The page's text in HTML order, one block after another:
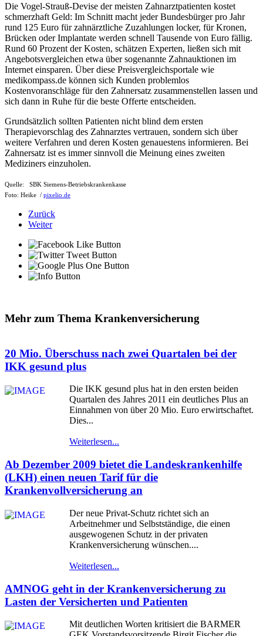
Die Vogel-Strauß-Devise der meisten Zahnarztpatienten kostet
schmerzhaft Geld: Im Schnitt macht jeder Bundesbürger pro Jahr
rund 125 Euro für zahnärztliche Zuzahlungen locker, für Kronen,
Brücken oder Implantate werden schnell Tausende von Euro fällig.
Rund 60 Prozent der Kosten, schätzen Experten, ließen sich mit
Angebotsvergleichen etwa über sogenannte Zahnauktionen im
Internet einsparen. Über diese Preisvergleichsportale wie
medikompass.de können sich Kunden problemlos
Kostenvoranschläge für den Zahnersatz zusammenstellen lassen und
sich dann in Ruhe für die beste Offerte entscheiden.
Grundsätzlich sollten Patienten nicht blind dem ersten
Therapievorschlag des Zahnarztes vertrauen, sondern sich über
weitere Verfahren und deren Kosten genauestens informieren. Bei
Zahnersatz ist es immer sinnvoll die Meinung eines zweiten
Mediziners einzuholen.
Quelle: SBK Siemens-Betriebskrankenkasse
Foto: Heike / pixelio.de
Zurück
Weiter
Mehr zum Thema Krankenversicherung
20 Mio. Überschuss nach zwei Quartalen bei der
IKK gesund plus
Die IKK gesund plus hat in den ersten beiden
Quartalen des Jahres 2011 ein deutliches Plus an
Einnahmen von über 20 Mio. Euro erwirtschaftet.
Dies...
Weiterlesen...
Ab Dezember 2009 bietet die Landeskrankenhilfe
(LKH) einen neuen Tarif für die
Krankenvollversicherung an
Der neue Privat-Schutz richtet sich an
Arbeitnehmer und Selbstständige, die einen
ausgewogenen Schutz in der privaten
Krankenversicherung wünschen....
Weiterlesen...
AMNOG geht in der Krankenversicherung zu
Lasten der Versicherten und Patienten
Mit deutlichen Worten kritisiert die BARMER